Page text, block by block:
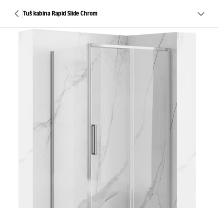
Tuš kabina Rapid Slide Chrom